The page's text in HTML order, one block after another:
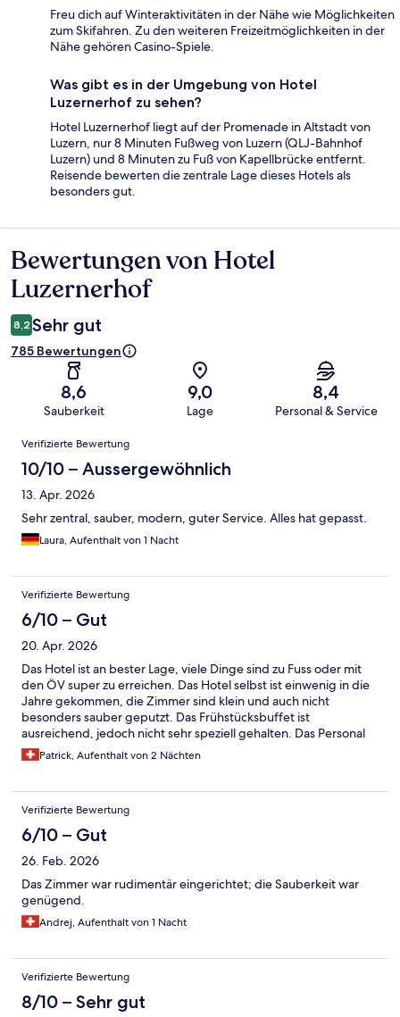
Freu dich auf Winteraktivitäten in der Nähe wie Möglichkeiten
zum Skifahren. Zu den weiteren Freizeitmöglichkeiten in der
Nähe gehören Casino-Spiele.
Was gibt es in der Umgebung von Hotel
Luzernerhof zu sehen?
Hotel Luzernerhof liegt auf der Promenade in Altstadt von
Luzern, nur 8 Minuten Fußweg von Luzern (QLJ-Bahnhof
Luzern) und 8 Minuten zu Fuß von Kapellbrücke entfernt.
Reisende bewerten die zentrale Lage dieses Hotels als
besonders gut.
Bewertungen
Bewertungen von Hotel
Luzernerhof
8,2 Sehr gut
785 Bewertungen
8,6
Sauberkeit
9,0
Lage
8,4
Personal & Service
Bewertungen
Verifizierte Bewertung
10/10 – Aussergewöhnlich
13. Apr. 2026
Sehr zentral, sauber, modern, guter Service. Alles hat gepasst.
Laura, Aufenthalt von 1 Nacht
Verifizierte Bewertung
6/10 – Gut
20. Apr. 2026
Das Hotel ist an bester Lage, viele Dinge sind zu Fuss oder mit
den ÖV super zu erreichen. Das Hotel selbst ist einwenig in die
Jahre gekommen, die Zimmer sind klein und auch nicht
besonders sauber geputzt. Das Frühstücksbuffet ist
ausreichend, jedoch nicht sehr speziell gehalten. Das Personal
hingegen ist wirklich sehr freundlich und hilfsbereit eine klare
10/10. Alles in allem für einen kurzen Aufenthalt mit wenig
Patrick, Aufenthalt von 2 Nächten
Verifizierte Bewertung
6/10 – Gut
26. Feb. 2026
Das Zimmer war rudimentär eingerichtet; die Sauberkeit war
genügend.
Andrej, Aufenthalt von 1 Nacht
Verifizierte Bewertung
8/10 – Sehr gut